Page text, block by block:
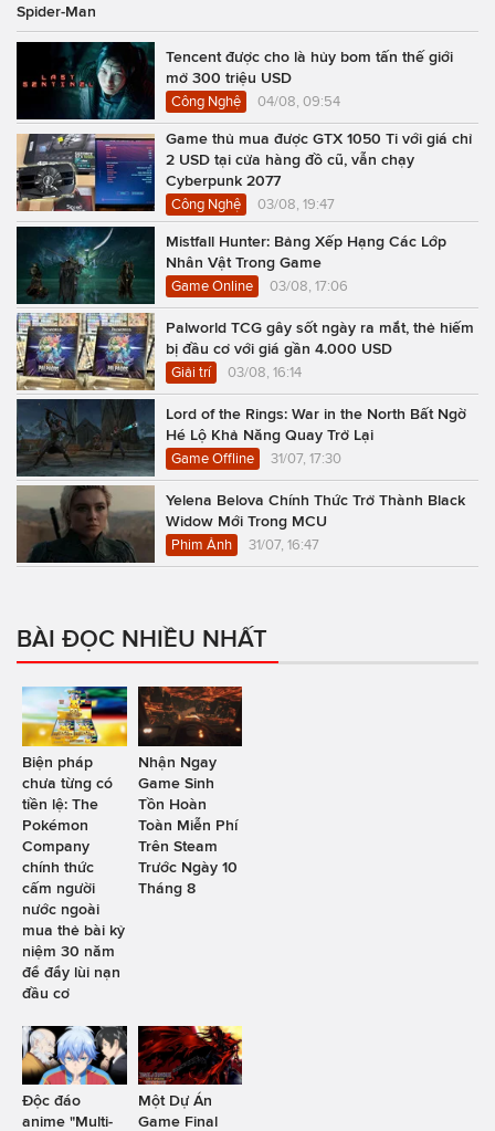
Spider-Man
Tencent được cho là hủy bom tấn thế giới
mở 300 triệu USD
Công Nghệ 04/08, 09:54
Game thủ mua được GTX 1050 Ti với giá chỉ
2 USD tại cửa hàng đồ cũ, vẫn chạy
Cyberpunk 2077
Công Nghệ 03/08, 19:47
Mistfall Hunter: Bảng Xếp Hạng Các Lớp
Nhân Vật Trong Game
Game Online 03/08, 17:06
Palworld TCG gây sốt ngày ra mắt, thẻ hiếm
bị đầu cơ với giá gần 4.000 USD
Giải trí 03/08, 16:14
Lord of the Rings: War in the North Bất Ngờ
Hé Lộ Khả Năng Quay Trở Lại
Game Offline 31/07, 17:30
Yelena Belova Chính Thức Trở Thành Black
Widow Mới Trong MCU
Phim Ảnh 31/07, 16:47
BÀI ĐỌC NHIỀU NHẤT
Biện pháp
chưa từng có
tiền lệ: The
Pokémon
Company
chính thức
cấm người
nước ngoài
mua thẻ bài kỷ
niệm 30 năm
để đẩy lùi nạn
đầu cơ
Nhận Ngay
Game Sinh
Tồn Hoàn
Toàn Miễn Phí
Trên Steam
Trước Ngày 10
Tháng 8
Độc đáo
anime "Multi-
Một Dự Án
Game Final